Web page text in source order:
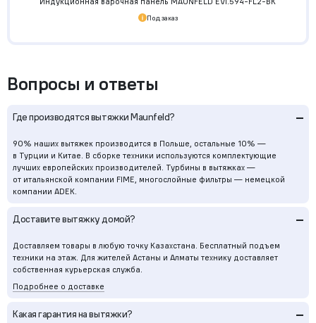
Вопросы и ответы
Где производятся вытяжки Maunfeld? –
90% наших вытяжек производится в Польше, остальные 10% —
в Турции и Китае. В сборке техники используются комплектующие
лучших европейских производителей. Турбины в вытяжках —
от итальянской компании FIME, многослойные фильтры — немецкой
компании ADEK.
Доставите вытяжку домой? –
Доставляем товары в любую точку Казахстана. Бесплатный подъем
техники на этаж. Для жителей Астаны и Алматы технику доставляет
собственная курьерская служба.
Подробнее о доставке
Какая гарантия на вытяжки? –
Под заказ